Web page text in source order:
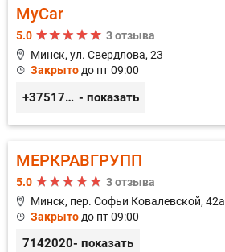
MyCar
5.0
3 отзыва
Минск, ул. Свердлова, 23
Закрыто до пт 09:00
+375173212443 - показать
МЕРКРАВГРУПП
5.0
3 отзыва
Минск, пер. Софьи Ковалевской, 42а
Закрыто до пт 09:00
7142020- показать